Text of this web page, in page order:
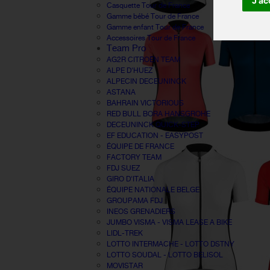
Casquette Tour de France
Gamme bébé Tour de France
Gamme enfant Tour de France
Accessoires Tour de France
Team Pro
AG2R CITROËN TEAM
ALPE D'HUEZ
ALPECIN DECEUNINCK
ASTANA
BAHRAIN VICTORIOUS
RED BULL BORA HANSGROHE
DECEUNINCK QUICK-STEP
EF EDUCATION - EASYPOST
ÉQUIPE DE FRANCE
FACTORY TEAM
FDJ SUEZ
GIRO D'ITALIA
ÉQUIPE NATIONALE BELGE
GROUPAMA FDJ
INEOS GRENADIERS
JUMBO VISMA - VISMA LEASE A BIKE
LIDL-TREK
LOTTO INTERMACHE - LOTTO DSTNY
LOTTO SOUDAL - LOTTO BELISOL
MOVISTAR